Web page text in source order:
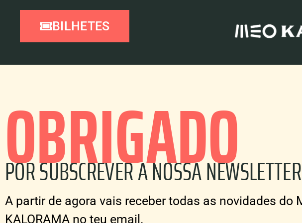
BILHETES
OBRIGADO
POR SUBSCREVER A NOSSA
A partir de agora vais receber todas as novidades do
KALORAMA no teu email.